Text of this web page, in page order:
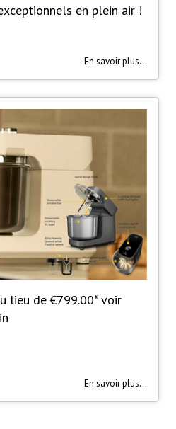
en plein air !
En savoir plus...
lieu de €799.00* voir
En savoir plus...